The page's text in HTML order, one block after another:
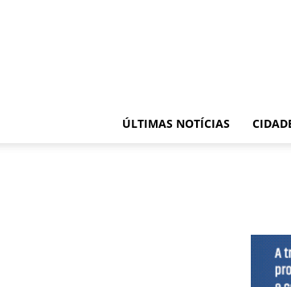
ÚLTIMAS NOTÍCIAS